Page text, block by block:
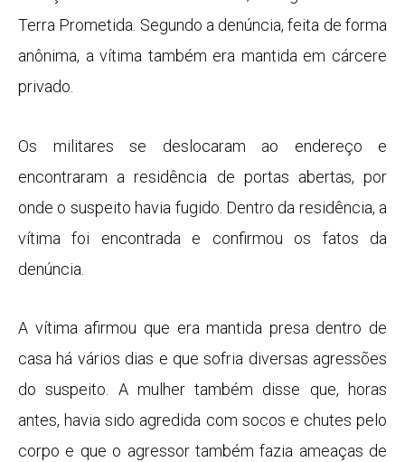
Terra Prometida. Segundo a denúncia, feita de forma
anônima, a vítima também era mantida em cárcere
privado.
Os militares se deslocaram ao endereço e
encontraram a residência de portas abertas, por
onde o suspeito havia fugido. Dentro da residência, a
vítima foi encontrada e confirmou os fatos da
denúncia.
A vítima afirmou que era mantida presa dentro de
casa há vários dias e que sofria diversas agressões
do suspeito. A mulher também disse que, horas
antes, havia sido agredida com socos e chutes pelo
corpo e que o agressor também fazia ameaças de